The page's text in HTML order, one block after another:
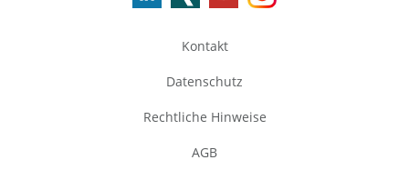
Kontakt
Datenschutz
Rechtliche Hinweise
AGB